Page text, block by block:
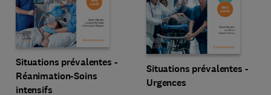
Situations prévalentes -
Réanimation-Soins
intensifs
Situations prévalentes -
Urgences